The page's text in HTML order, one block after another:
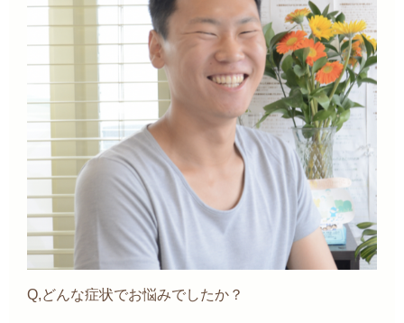
Q,どんな症状でお悩みでしたか？